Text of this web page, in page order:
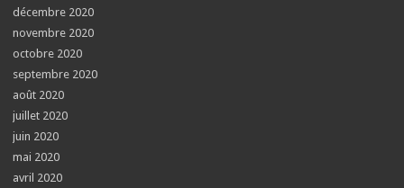
décembre 2020
novembre 2020
octobre 2020
septembre 2020
août 2020
juillet 2020
juin 2020
mai 2020
avril 2020